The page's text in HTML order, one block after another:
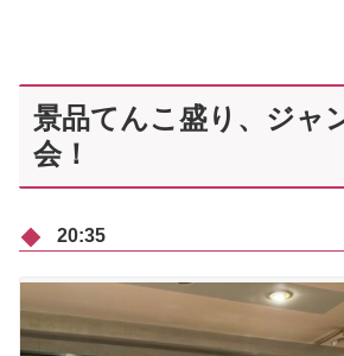
景品てんこ盛り、ジャ
会！
20:35